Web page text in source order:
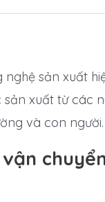
sản xuất
sản xuất từ các
và con người.